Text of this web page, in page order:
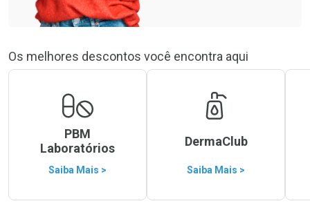
Os melhores descontos você encontra aqui
PBM
Laboratórios
Saiba Mais >
DermaClub
Saiba Mais >